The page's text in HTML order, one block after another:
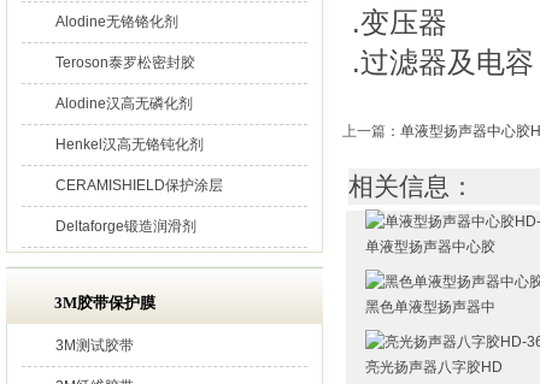
Alodine无铬铬化剂
Teroson泰罗松密封胶
Alodine汉高无磷化剂
Henkel汉高无铬钝化剂
CERAMISHIELD保护涂层
Deltaforge锻造润滑剂
3M胶带保护膜
3M测试胶带
.变压器
.过滤器及电容
上一篇 ： 单液型扬声器中心胶
相关信息：
单液型扬声器中心胶
黑色单液型扬声器中
亮光扬声器八字胶HD